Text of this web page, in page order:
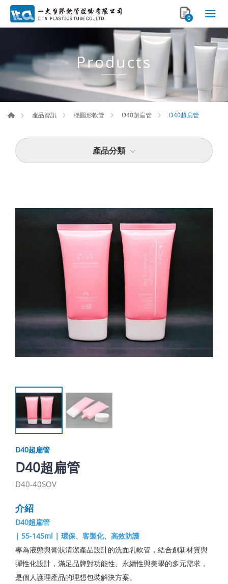
0
Products
產品資訊 橢圓形軟管 D40超扁管 D40超扁管
產品分類
D40超扁管
D40超扁管
D40-40SOV
介紹
D40超扁管
| 55-145ml | 環保、客製化、高效防護
專為液態與膏狀清潔產品設計的洗面乳軟管，結合創新材質與
彈性化設計，滿足品牌對功能性、永續性與美學的多元需求，
是個人護理產品的理想包裝解決方案。